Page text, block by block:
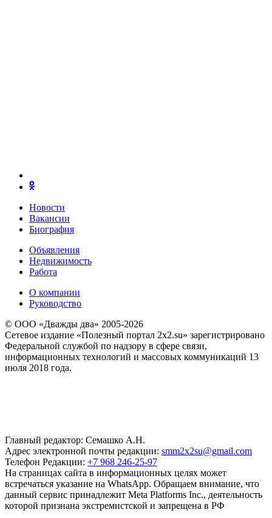
Новости
Вакансии
Биография
Объявления
Недвижимость
Работа
О компании
Руководство
© ООО «Дважды два» 2005-2026
Сетевое издание «Полезный портал 2x2.su» зарегистрировано
Федеральной службой по надзору в сфере связи,
информационных технологий и массовых коммуникаций 13
июля 2018 года.
Главный редактор: Семашко А.Н.
Адрес электронной почты редакции: smm2x2su@gmail.com
Телефон Редакции: +7 968 246-25-97
На страницах сайта в информационных целях может
встречаться указание на WhatsApp. Обращаем внимание, что
данный сервис принадлежит Meta Platforms Inc., деятельность
которой признана экстремистской и запрещена в РФ